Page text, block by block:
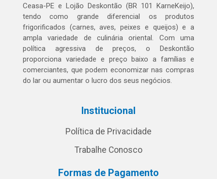
Ceasa-PE e Lojão Deskontão (BR 101 KarneKeijo),
tendo como grande diferencial os produtos
frigorificados (carnes, aves, peixes e queijos) e a
ampla variedade de culinária oriental. Com uma
política agressiva de preços, o Deskontão
proporciona variedade e preço baixo a famílias e
comerciantes, que podem economizar nas compras
do lar ou aumentar o lucro dos seus negócios.
Institucional
Política de Privacidade
Trabalhe Conosco
Formas de Pagamento